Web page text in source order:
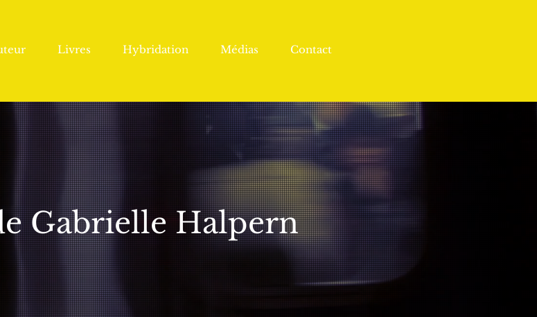
Livres Hybridation Médias Contact
Gabrielle Halpern